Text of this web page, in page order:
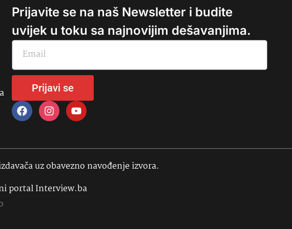
Prijavite se na naš Newsletter i budite
uvijek u toku sa najnovijim dešavanjima.
Prijavi se
uz obavezno navođenje izvora.
portal Interview.ba